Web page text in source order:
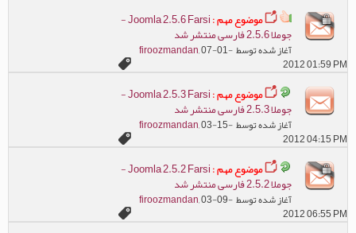
موضوع مهم : Joomla 2.5.6 Farsi -
جوملا 2.5.6 فارسی منتشر شد
آغاز شده توسط firoozmandan, 07-01-
2012 01:59 PM
موضوع مهم : Joomla 2.5.3 Farsi -
جوملا 2.5.3 فارسی منتشر شد
آغاز شده توسط firoozmandan, 03-15-
2012 04:15 PM
موضوع مهم : Joomla 2.5.2 Farsi -
جوملا 2.5.2 فارسی منتشر شد
آغاز شده توسط firoozmandan, 03-09-
2012 06:55 PM